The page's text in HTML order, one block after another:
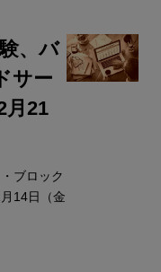
、バ
サー
月21
ブロック
14日（金